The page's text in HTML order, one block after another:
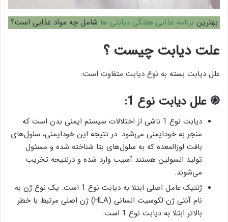
بهترین برنامه غذایی هفتگی دیابتی ها شامل چه مواد غذایی است؟
علت دیابت چیست ؟
علل دیابت بسته به نوع دیابت متفاوت است:
֎ علل دیابت نوع 1:
دیابت نوع 1 ناشی از اختلالات سیستم ایمنی بدن است که
منجر به خودایمنی می‌شود. در نتیجه این خودایمنی، سلول‌های
بافت لوزالمعده که به سلول‌های بتا شناخته شده و مسئول
تولید انسولین هستند آسیب وارد شده و درنتیجه تخریب
می‌شوند.
ژنتیک عامل اصلی ابتلا به دیابت نوع 1 است. یک نوع ژن به
نام آنتی ژن لکوسیت انسانی (HLA) ژن اصلی مرتبط با خطر
بالاتر ابتلا به دیابت نوع 1 است.